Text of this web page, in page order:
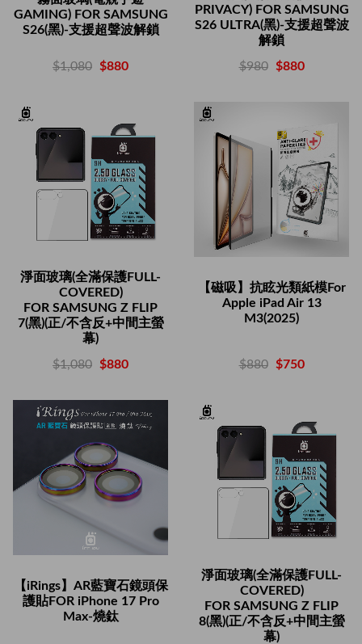
GAMING) FOR SAMSUNG
S26(黑)-支援超聲波解鎖
$1,080 $880
PRIVACY) FOR SAMSUNG
S26 ULTRA(黑)-支援超聲波
解鎖
$980 $880
淨面玻璃(全滿保護FULL-
COVERED)
FOR SAMSUNG Z FLIP
7(黑)(正/不含反+中間主螢
幕)
$1,080 $880
【磁吸】抗眩光類紙模For
Apple iPad Air 13
M3(2025)
$880 $750
【iRings】AR藍寶石鏡頭保
護貼FOR iPhone 17 Pro
Max-燒鈦
淨面玻璃(全滿保護FULL-
COVERED)
FOR SAMSUNG Z FLIP
8(黑)(正/不含反+中間主螢
幕)